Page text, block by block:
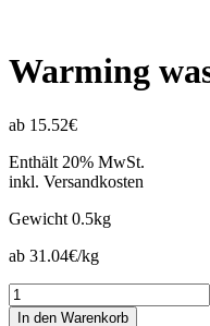
Warming
ab 15.52€
Enthält 20% MwSt.
inkl. Versandkosten
Gewicht 0.5kg
ab 31.04€/kg
Warming
wash
In den Warenkorb